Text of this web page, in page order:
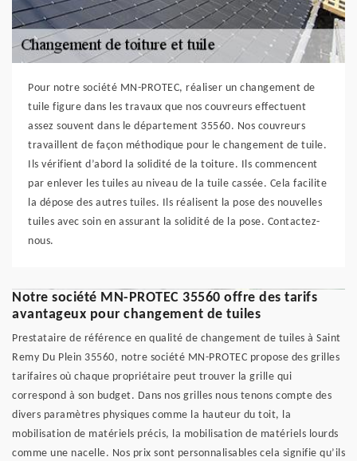
Pour notre société MN-PROTEC, réaliser un changement de
tuile figure dans les travaux que nos couvreurs effectuent
assez souvent dans le département 35560. Nos couvreurs
travaillent de façon méthodique pour le changement de tuile.
Ils vérifient d’abord la solidité de la toiture. Ils commencent
par enlever les tuiles au niveau de la tuile cassée. Cela facilite
la dépose des autres tuiles. Ils réalisent la pose des nouvelles
tuiles avec soin en assurant la solidité de la pose. Contactez-
nous.
Notre société MN-PROTEC 35560 offre des tarifs
avantageux pour changement de tuiles
Prestataire de référence en qualité de changement de tuiles à Saint
Remy Du Plein 35560, notre société MN-PROTEC propose des grilles
tarifaires où chaque propriétaire peut trouver la grille qui
correspond à son budget. Dans nos grilles nous tenons compte des
divers paramètres physiques comme la hauteur du toit, la
mobilisation de matériels précis, la mobilisation de matériels lourds
comme une nacelle. Nos prix sont personnalisables cela signifie qu’ils